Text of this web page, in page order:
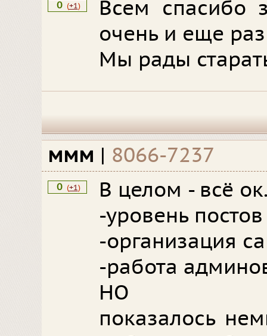
0 (+1)
Всем спасибо
очень и еще
Мы рады
ммм | 8066-7237
0 (+1)
В целом - всё
-уровень
-организация
-работа
НО
показалось